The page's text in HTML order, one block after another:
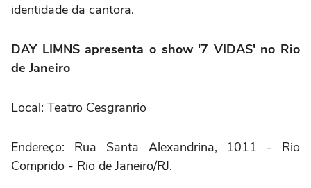
identidade da cantora.
DAY LIMNS apresenta o show '7 VIDAS' no Rio
de Janeiro
Local: Teatro Cesgranrio
Endereço: Rua Santa Alexandrina, 1011 - Rio
Comprido - Rio de Janeiro/RJ.